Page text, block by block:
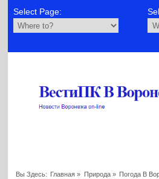
Select Page:
Вы Здесь: Главная » Природа» Погода В